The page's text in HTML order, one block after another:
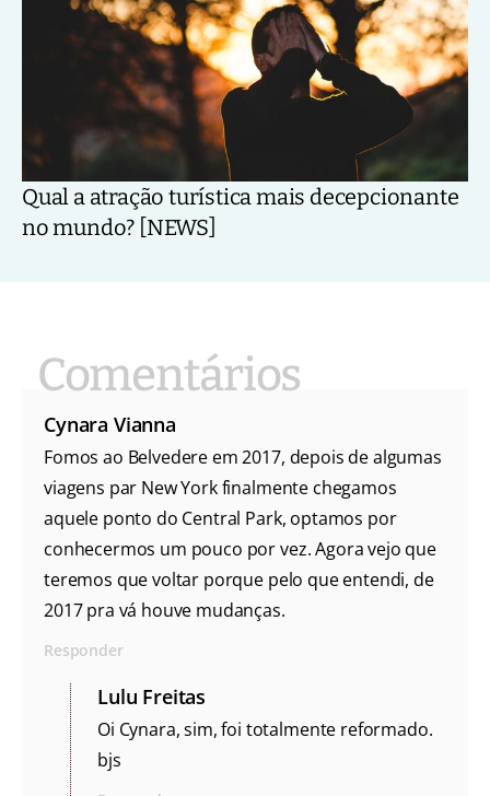
Qual a atração turística mais decepcionante
no mundo? [NEWS]
Cynara Vianna
Fomos ao Belvedere em 2017, depois de algumas
viagens par New York finalmente chegamos
aquele ponto do Central Park, optamos por
conhecermos um pouco por vez. Agora vejo que
teremos que voltar porque pelo que entendi, de
2017 pra vá houve mudanças.
Responder
Lulu Freitas
Oi Cynara, sim, foi totalmente reformado.
bjs